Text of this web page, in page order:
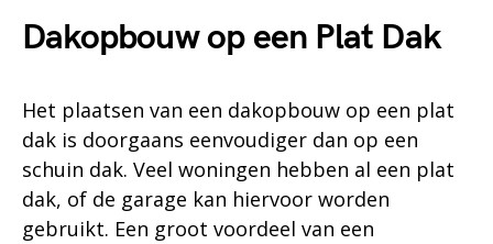
Dakopbouw op een Plat Dak
Het plaatsen van een dakopbouw op een plat
dak is doorgaans eenvoudiger dan op een
schuin dak. Veel woningen hebben al een plat
dak, of de garage kan hiervoor worden
gebruikt. Een groot voordeel van een